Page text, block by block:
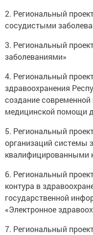
2. Региональный
сосудистыми
3. Региональный
заболеваниями»
4. Региональный
здравоохранения
создание
медицинской помощи
5. Региональный
организаций системы
квалифицированными
6. Региональный
контура в
государственной
«Электронное
7. Региональный